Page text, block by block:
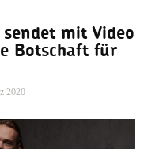
mit Video
Botschaft für
2020